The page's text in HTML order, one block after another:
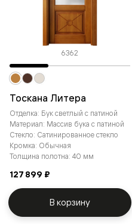
6362
Тоскана Литера
Отделка: Бук светлый с патиной
Материал: Массив бука с патиной
Стекло: Сатинированное стекло
Кромка: Обычная
Толщина полотна: 40 мм
127 899 ₽
В корзину